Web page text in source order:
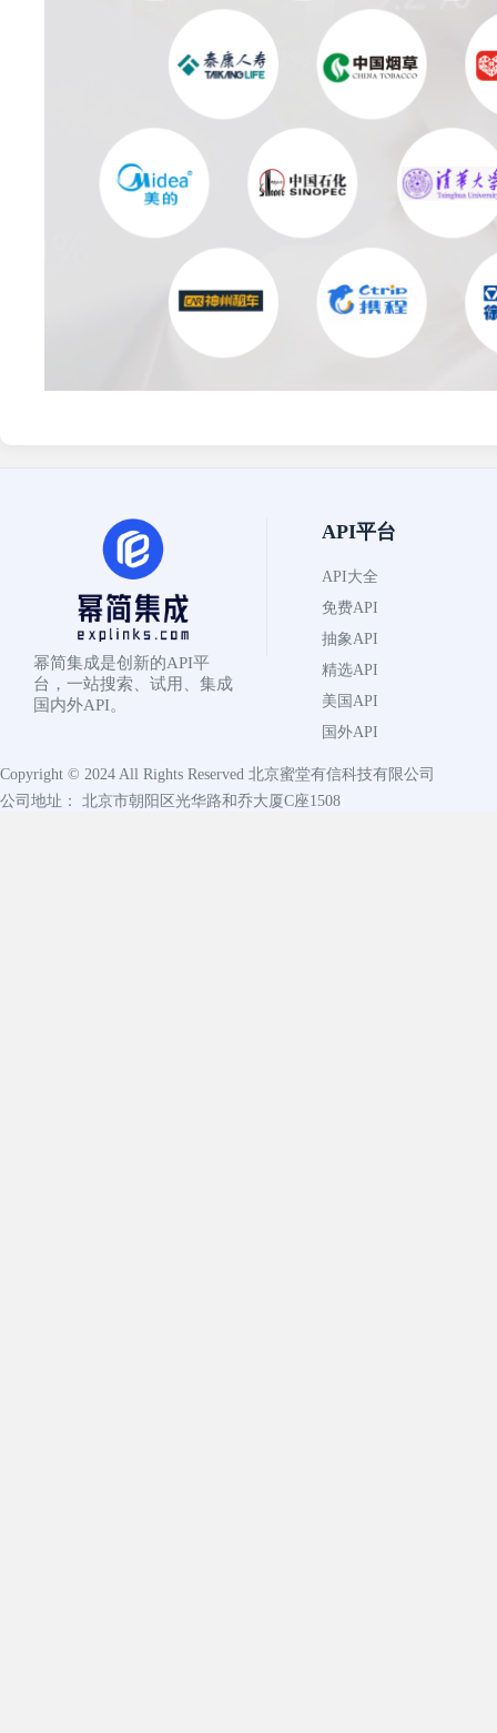
幂简集成是创新的API平
台，一站搜索、试用、集成
国内外API。
API平台
API大全
免费API
抽象API
精选API
美国API
国外API
Copyright © 2024 All Rights Reserved 北京蜜堂有信科技有限公司
公司地址： 北京市朝阳区光华路和乔大厦C座1508